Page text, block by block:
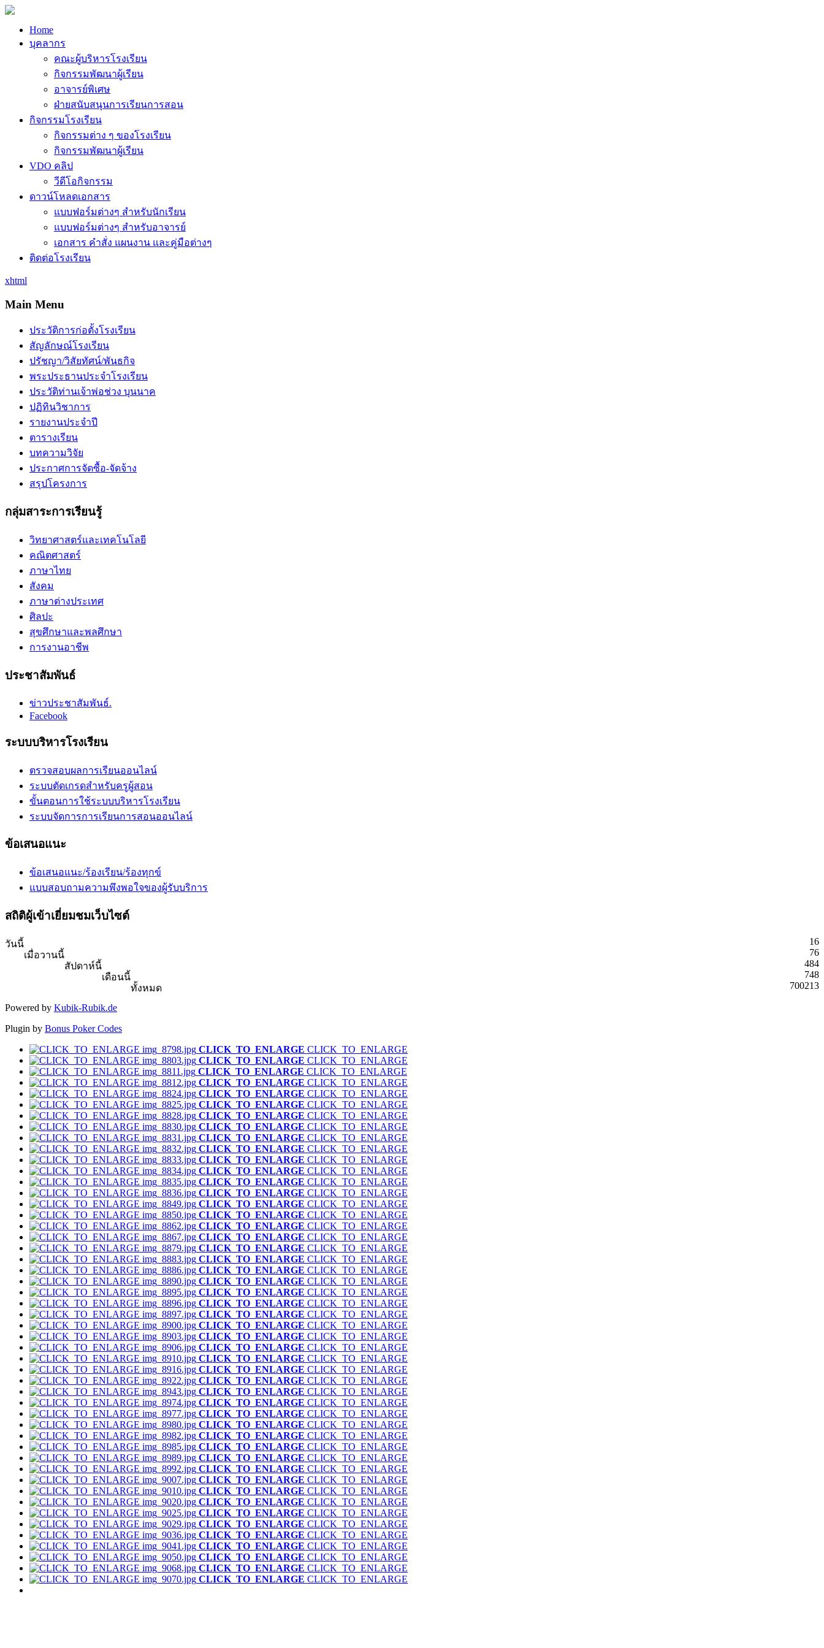
Home
บุคลากร
คณะผู้บริหารโรงเรียน
กิจกรรมพัฒนาผู้เรียน
อาจารย์พิเศษ
ฝ่ายสนับสนุนการเรียนการสอน
กิจกรรมโรงเรียน
กิจกรรมต่าง ๆ ของโรงเรียน
กิจกรรมพัฒนาผู้เรียน
VDO คลิป
วีดีโอกิจกรรม
ดาวน์โหลดเอกสาร
แบบฟอร์มต่างๆ สำหรับนักเรียน
แบบฟอร์มต่างๆ สำหรับอาจารย์
เอกสาร คำสั่ง แผนงาน และคู่มือต่างๆ
ติดต่อโรงเรียน
xhtml
Main Menu
ประวัติการก่อตั้งโรงเรียน
สัญลักษณ์โรงเรียน
ปรัชญา/วิสัยทัศน์/พันธกิจ
พระประธานประจำโรงเรียน
ประวัติท่านเจ้าพ่อช่วง บุนนาค
ปฏิทินวิชาการ
รายงานประจำปี
ตารางเรียน
บทความวิจัย
ประกาศการจัดซื้อ-จัดจ้าง
สรุปโครงการ
กลุ่มสาระการเรียนรู้
วิทยาศาสตร์และเทคโนโลยี
คณิตศาสตร์
ภาษาไทย
สังคม
ภาษาต่างประเทศ
ศิลปะ
สุขศึกษาและพลศึกษา
การงานอาชีพ
ประชาสัมพันธ์
ข่าวประชาสัมพันธ์.
Facebook
ระบบบริหารโรงเรียน
ตรวจสอบผลการเรียนออนไลน์
ระบบตัดเกรดสำหรับครูผู้สอน
ขั้นตอนการใช้ระบบบริหารโรงเรียน
ระบบจัดการการเรียนการสอนออนไลน์
ข้อเสนอแนะ
ข้อเสนอแนะ/ร้องเรียน/ร้องทุกข์
แบบสอบถามความพึงพอใจของผู้รับบริการ
สถิติผู้เข้าเยี่ยมชมเว็บไซต์
วันนี้
16
เมื่อวานนี้
76
สัปดาห์นี้
484
เดือนนี้
748
ทั้งหมด
700213
Powered by Kubik-Rubik.de
Plugin by Bonus Poker Codes
CLICK_TO_ENLARGE CLICK_TO_ENLARGE
CLICK_TO_ENLARGE CLICK_TO_ENLARGE
CLICK_TO_ENLARGE CLICK_TO_ENLARGE
CLICK_TO_ENLARGE CLICK_TO_ENLARGE
CLICK_TO_ENLARGE CLICK_TO_ENLARGE
CLICK_TO_ENLARGE CLICK_TO_ENLARGE
CLICK_TO_ENLARGE CLICK_TO_ENLARGE
CLICK_TO_ENLARGE CLICK_TO_ENLARGE
CLICK_TO_ENLARGE CLICK_TO_ENLARGE
CLICK_TO_ENLARGE CLICK_TO_ENLARGE
CLICK_TO_ENLARGE CLICK_TO_ENLARGE
CLICK_TO_ENLARGE CLICK_TO_ENLARGE
CLICK_TO_ENLARGE CLICK_TO_ENLARGE
CLICK_TO_ENLARGE CLICK_TO_ENLARGE
CLICK_TO_ENLARGE CLICK_TO_ENLARGE
CLICK_TO_ENLARGE CLICK_TO_ENLARGE
CLICK_TO_ENLARGE CLICK_TO_ENLARGE
CLICK_TO_ENLARGE CLICK_TO_ENLARGE
CLICK_TO_ENLARGE CLICK_TO_ENLARGE
CLICK_TO_ENLARGE CLICK_TO_ENLARGE
CLICK_TO_ENLARGE CLICK_TO_ENLARGE
CLICK_TO_ENLARGE CLICK_TO_ENLARGE
CLICK_TO_ENLARGE CLICK_TO_ENLARGE
CLICK_TO_ENLARGE CLICK_TO_ENLARGE
CLICK_TO_ENLARGE CLICK_TO_ENLARGE
CLICK_TO_ENLARGE CLICK_TO_ENLARGE
CLICK_TO_ENLARGE CLICK_TO_ENLARGE
CLICK_TO_ENLARGE CLICK_TO_ENLARGE
CLICK_TO_ENLARGE CLICK_TO_ENLARGE
CLICK_TO_ENLARGE CLICK_TO_ENLARGE
CLICK_TO_ENLARGE CLICK_TO_ENLARGE
CLICK_TO_ENLARGE CLICK_TO_ENLARGE
CLICK_TO_ENLARGE CLICK_TO_ENLARGE
CLICK_TO_ENLARGE CLICK_TO_ENLARGE
CLICK_TO_ENLARGE CLICK_TO_ENLARGE
CLICK_TO_ENLARGE CLICK_TO_ENLARGE
CLICK_TO_ENLARGE CLICK_TO_ENLARGE
CLICK_TO_ENLARGE CLICK_TO_ENLARGE
CLICK_TO_ENLARGE CLICK_TO_ENLARGE
CLICK_TO_ENLARGE CLICK_TO_ENLARGE
CLICK_TO_ENLARGE CLICK_TO_ENLARGE
CLICK_TO_ENLARGE CLICK_TO_ENLARGE
CLICK_TO_ENLARGE CLICK_TO_ENLARGE
CLICK_TO_ENLARGE CLICK_TO_ENLARGE
CLICK_TO_ENLARGE CLICK_TO_ENLARGE
CLICK_TO_ENLARGE CLICK_TO_ENLARGE
CLICK_TO_ENLARGE CLICK_TO_ENLARGE
CLICK_TO_ENLARGE CLICK_TO_ENLARGE
CLICK_TO_ENLARGE CLICK_TO_ENLARGE